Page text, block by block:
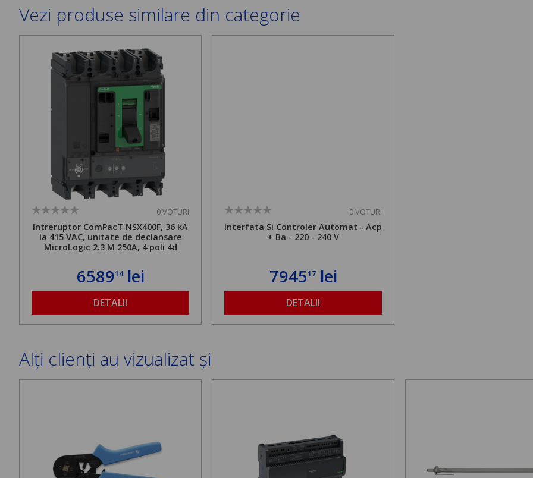
Vezi produse similare din categorie
0 VOTURI
Intreruptor ComPacT NSX400F, 36 kA
la 415 VAC, unitate de declansare
MicroLogic 2.3 M 250A, 4 poli 4d
658914lei
DETALII
0 VOTURI
Interfata Si Controler Automat - Acp
+ Ba - 220 - 240 V
794517lei
DETALII
Alți clienți au vizualizat și